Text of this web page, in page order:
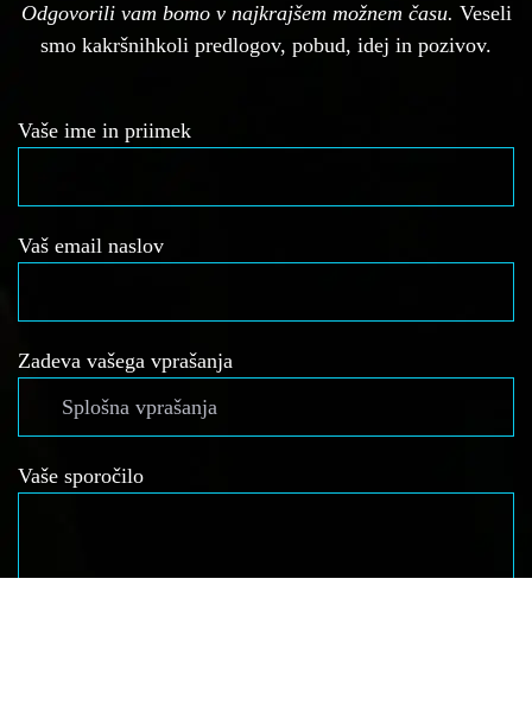
Odgovorili vam bomo v najkrajšem možnem času. Veseli
smo kakršnihkoli predlogov, pobud, idej in pozivov.
Vaše ime in priimek
Vaš email naslov
Zadeva vašega vprašanja
Vaše sporočilo